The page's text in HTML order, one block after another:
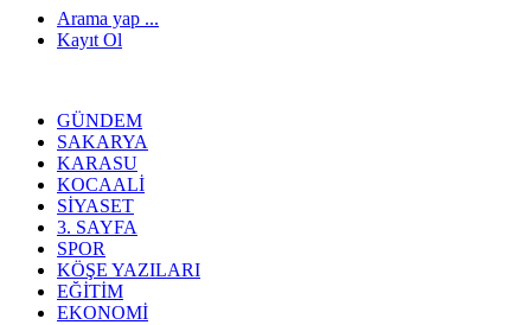
Arama yap ...
Kayıt Ol
GÜNDEM
SAKARYA
KARASU
KOCAALI
SIYASET
3. SAYFA
SPOR
KÖŞE YAZILARI
EĞITIM
EKONOMI